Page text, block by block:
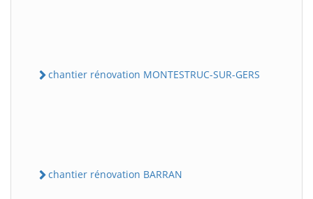
chantier rénovation MONTESTRUC-SUR-GERS
chantier rénovation BARRAN